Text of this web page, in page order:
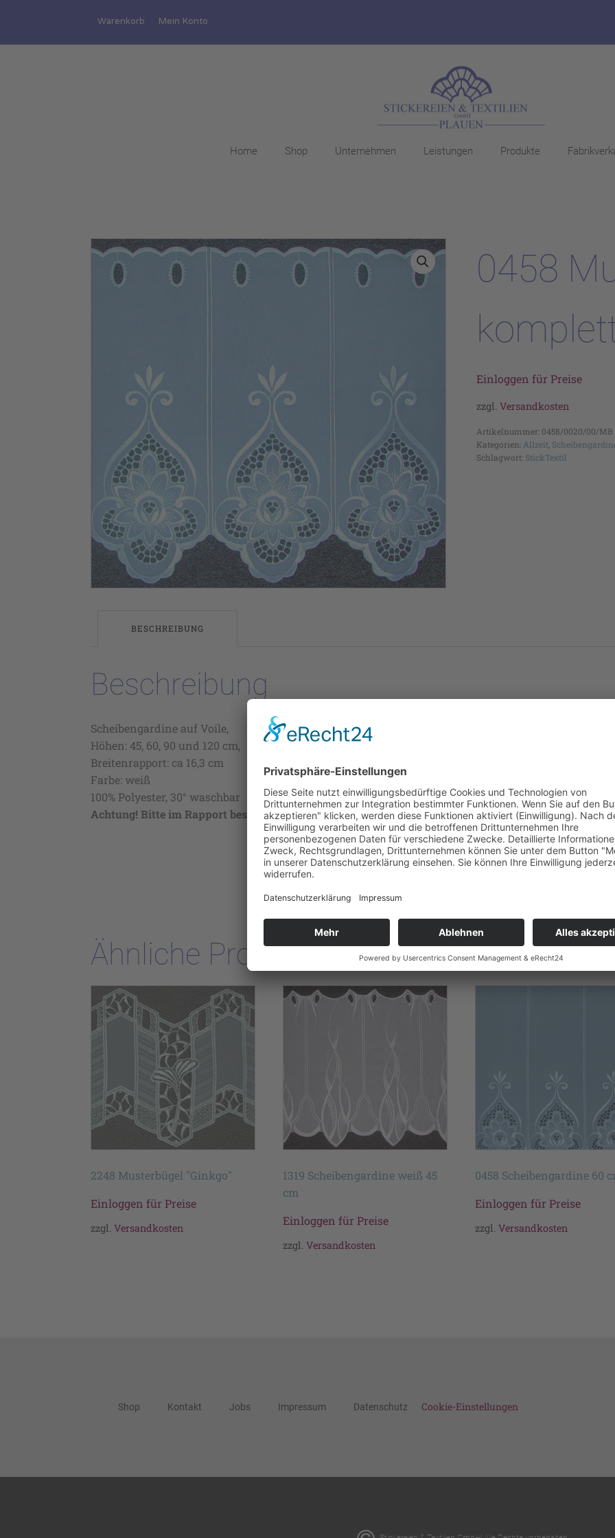
Warenkorb Mein Konto
Home Shop Unternehmen Leistungen Produkte
0458
Einloggen für Preise
zzgl. Versandkosten
Artikelnummer: 0458/0020/00/MB
Kategorien: Allzeit,
Schlagwort: StickTextil
BESCHREIBUNG
Beschreibung
Scheibengardine auf Voile,
Höhen: 45, 60, 90 und 120 cm,
Breitenrapport: ca 16,3 cm
Farbe: weiß
100% Polyester, 30° waschbar
Achtung! Bitte im Rapport bestellen!
Ähnliche Produkte
2248 Musterbügel "Ginkgo"
Einloggen für Preise
zzgl. Versandkosten
1319 Scheibengardine weiß 45
cm
Einloggen für Preise
zzgl. Versandkosten
0458 Scheibengardine 60
Einloggen für Preise
zzgl. Versandkosten
Shop Kontakt Jobs Impressum Datenschutz Cookie-Einstellungen